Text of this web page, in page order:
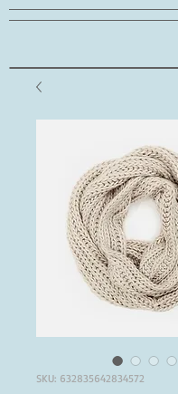
SKU: 632835642834572